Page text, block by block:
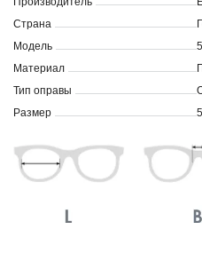
Страна
Модель
Материал
Тип оправы
Размер